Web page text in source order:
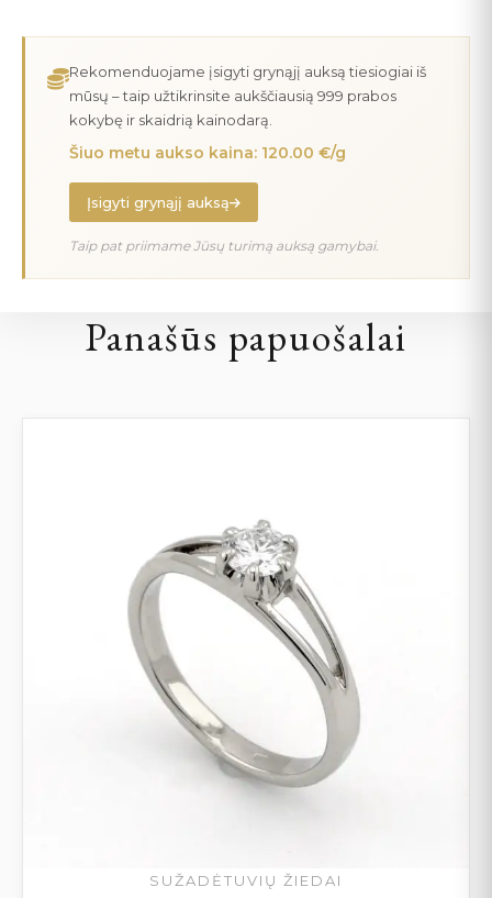
Rekomenduojame įsigyti grynąjį auksą tiesiogiai iš
mūsų – taip užtikrinsite aukščiausią 999 prabos
kokybę ir skaidrią kainodarą.
Šiuo metu aukso kaina: 120.00 €/g
Įsigyti grynąjį auksą
Taip pat priimame Jūsų turimą auksą gamybai.
Panašūs papuošalai
SUŽADĖTUVIŲ ŽIEDAI